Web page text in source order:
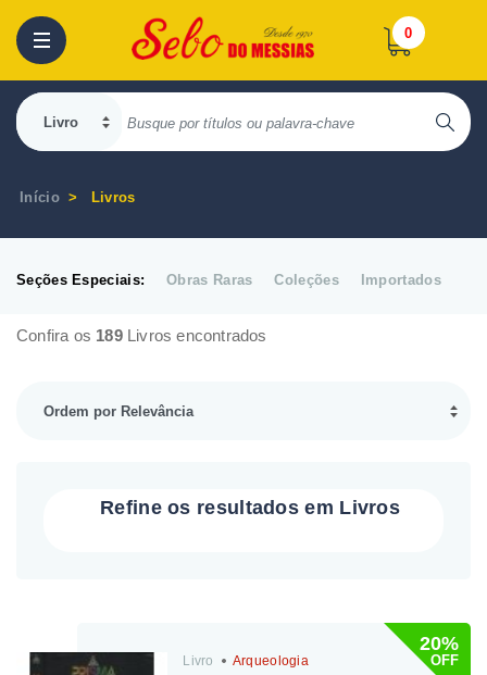
0
Início Livros
Seções Especiais: Obras Raras Coleções Importados
Confira os 189Livros encontrados
Refine os resultados em Livros
20%
OFF
Livro Arqueologia